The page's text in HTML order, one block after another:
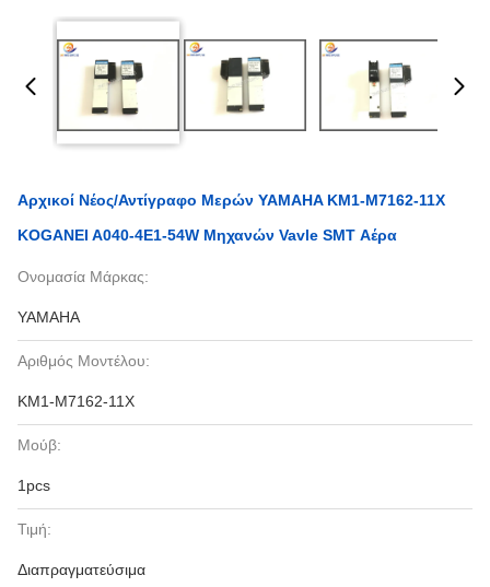
Αρχικοί Νέος/αντίγραφο Μερών YAMAHA KM1-M7162-11X
KOGANEI A040-4E1-54W Μηχανών Vavle SMT Αέρα
Ονομασία Μάρκας:
YAMAHA
Αριθμός Μοντέλου:
KM1-M7162-11X
Μούβ:
1pcs
Τιμή:
Διαπραγματεύσιμα